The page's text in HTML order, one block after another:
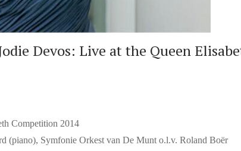
Devos: Live at the Queen
Competition 2014
(piano), Symfonie Orkest van De Munt o.l.v. Roland Boër